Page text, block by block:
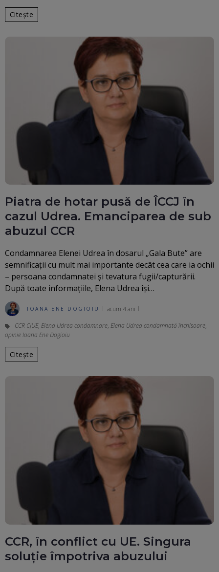
Citește
Piatra de hotar pusă de ÎCCJ în
cazul Udrea. Emanciparea de sub
abuzul CCR
Condamnarea Elenei Udrea în dosarul „Gala Bute” are
semnificații cu mult mai importante decât cea care ia ochii
– persoana condamnatei și tevatura fugii/capturării.
După toate informațiile, Elena Udrea își…
IOANA ENE DOGIOIU acum 4 ani
CCR CJUE, Elena Udrea condamnare, Elena Udrea condamnată închisoare,
opinie Ioana Ene Dogioiu
Citește
CCR, în conflict cu UE. Singura
soluție împotriva abuzului